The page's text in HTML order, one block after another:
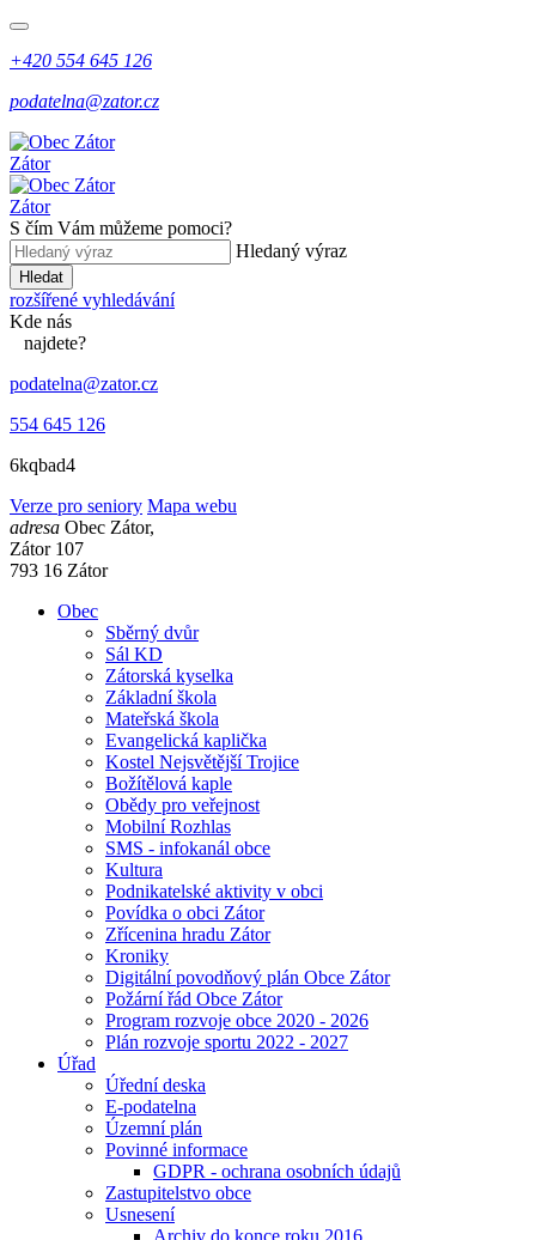
+420 554 645 126
podatelna@zator.cz
Zátor
Zátor
S čím Vám můžeme pomoci?
Hledaný výraz
Hledat
rozšířené vyhledávání
Kde nás
najdete?
podatelna@zator.cz
554 645 126
6kqbad4
Verze pro seniory Mapa webu
adresa Obec Zátor,
Zátor 107
793 16 Zátor
Obec
Sběrný dvůr
Sál KD
Zátorská kyselka
Základní škola
Mateřská škola
Evangelická kaplička
Kostel Nejsvětější Trojice
Božítělová kaple
Obědy pro veřejnost
Mobilní Rozhlas
SMS - infokanál obce
Kultura
Podnikatelské aktivity v obci
Povídka o obci Zátor
Zřícenina hradu Zátor
Kroniky
Digitální povodňový plán Obce Zátor
Požární řád Obce Zátor
Program rozvoje obce 2020 - 2026
Plán rozvoje sportu 2022 - 2027
Úřad
Úřední deska
E-podatelna
Územní plán
Povinné informace
GDPR - ochrana osobních údajů
Zastupitelstvo obce
Usnesení
Archiv do konce roku 2016